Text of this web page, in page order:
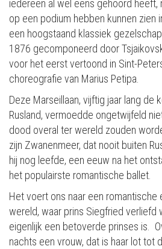
iedereen al wel eens gehoord heeft,
op een podium hebben kunnen zien
een hoogstaand klassiek
1876 gecomponeerd door
voor het eerst vertoond in Sint-
choreografie van Marius Petipa.
Deze Marseillaan, vijftig jaar lang de
Rusland, vermoedde ongetwijfeld
dood overal ter wereld zouden
zijn Zwanenmeer, dat nooit buiten
hij nog leefde, een eeuw na het
het populairste romantische ballet.
Het voert ons naar een romantische
wereld, waar prins Siegfried verliefd
eigenlijk een betoverde prinses is.
nachts een vrouw, dat is haar lot tot